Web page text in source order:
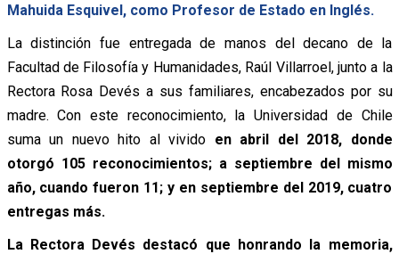
Mahuida Esquivel, como Profesor de Estado en Inglés.
La distinción fue entregada de manos del decano de la
Facultad de Filosofía y Humanidades, Raúl Villarroel, junto a la
Rectora Rosa Devés a sus familiares, encabezados por su
madre. Con este reconocimiento, la Universidad de Chile
suma un nuevo hito al vivido en abril del 2018, donde
otorgó 105 reconocimientos; a septiembre del mismo
año, cuando fueron 11; y en septiembre del 2019, cuatro
entregas más.
La Rectora Devés destacó que honrando la memoria,